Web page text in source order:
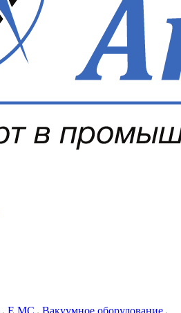
Е.МС
Вакуумное оборудование